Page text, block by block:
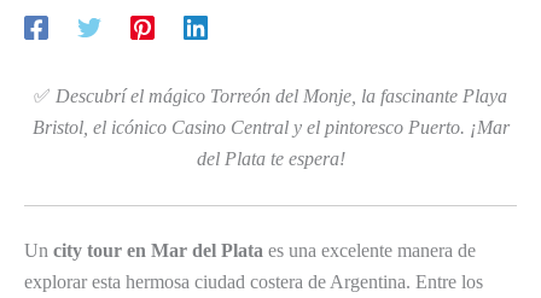
✅ Descubrí el mágico Torreón del Monje, la fascinante Playa
Bristol, el icónico Casino Central y el pintoresco Puerto. ¡Mar
del Plata te espera!
Un city tour en Mar del Plata es una excelente manera de
explorar esta hermosa ciudad costera de Argentina. Entre los